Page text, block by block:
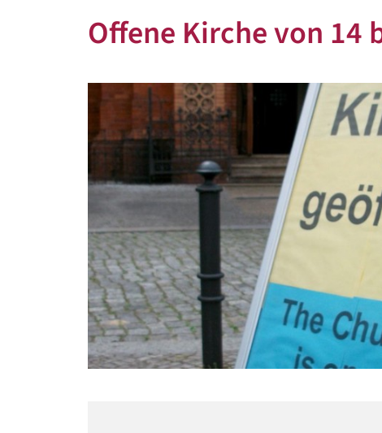
Offene Kirche von 14